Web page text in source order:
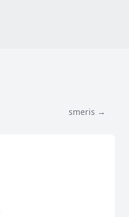
smeris →